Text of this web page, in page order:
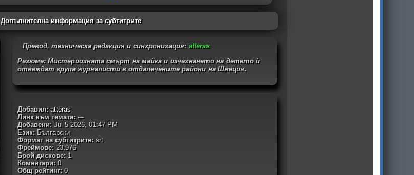
Допълнителна информация за субтитрите
Превод, техническа редакция и синхронизация: atteras
Резюме: Мистериозната смърт на майка и изчезването на детето ѝ
отвеждат група журналисти в отдалечените райони на Швеция.
Добавил: atteras
Линк към темата:---
Добавени: Jul 5 2026, 01:47 PM
Език:Български
Формат на субтитрите:srt
Фреймове:23.976
Брой дискове:1
Коментари: 0
Общ рейтинг:0